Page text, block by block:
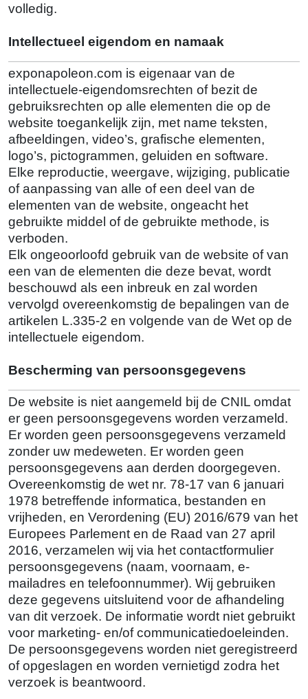
volledig.
Intellectueel eigendom en namaak
exponapoleon.com is eigenaar van de
intellectuele-eigendomsrechten of bezit de
gebruiksrechten op alle elementen die op de
website toegankelijk zijn, met name teksten,
afbeeldingen, video’s, grafische elementen,
logo’s, pictogrammen, geluiden en software.
Elke reproductie, weergave, wijziging, publicatie
of aanpassing van alle of een deel van de
elementen van de website, ongeacht het
gebruikte middel of de gebruikte methode, is
verboden.
Elk ongeoorloofd gebruik van de website of van
een van de elementen die deze bevat, wordt
beschouwd als een inbreuk en zal worden
vervolgd overeenkomstig de bepalingen van de
artikelen L.335-2 en volgende van de Wet op de
intellectuele eigendom.
Bescherming van persoonsgegevens
De website is niet aangemeld bij de CNIL omdat
er geen persoonsgegevens worden verzameld.
Er worden geen persoonsgegevens verzameld
zonder uw medeweten. Er worden geen
persoonsgegevens aan derden doorgegeven.
Overeenkomstig de wet nr. 78-17 van 6 januari
1978 betreffende informatica, bestanden en
vrijheden, en Verordening (EU) 2016/679 van het
Europees Parlement en de Raad van 27 april
2016, verzamelen wij via het contactformulier
persoonsgegevens (naam, voornaam, e-
mailadres en telefoonnummer). Wij gebruiken
deze gegevens uitsluitend voor de afhandeling
van dit verzoek. De informatie wordt niet gebruikt
voor marketing- en/of communicatiedoeleinden.
De persoonsgegevens worden niet geregistreerd
of opgeslagen en worden vernietigd zodra het
verzoek is beantwoord.